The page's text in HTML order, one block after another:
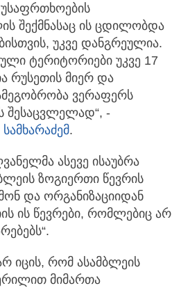
უსაფრთხოების
შექმნასაც ის ცდილობდა
უკვე დანგრეულია.
ტერიტორიები უკვე 17
რუსეთის მიერ და
ვერაფერს
შესაცვლელად“, -
.
ასევე ისაუბრა
ზოგიერთი წევრის
და ორგანიზაციიდან
ის წევრები, რომლებიც არ
იცის, რომ ასამბლეის
მიმართა